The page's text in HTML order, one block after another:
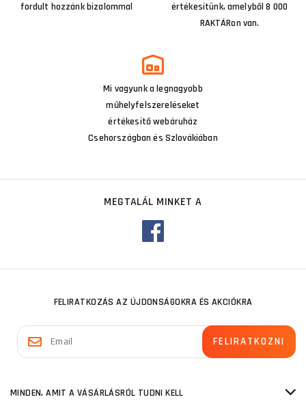
fordult hozzánk bizalommal
értékesítünk, amelyből 8 000
RAKTÁRon van.
Mi vagyunk a legnagyobb
műhelyfelszereléseket
értékesítő webáruház
Csehországban és Szlovákiában
MEGTALÁL MINKET A
FELIRATKOZÁS AZ ÚJDONSÁGOKRA ÉS AKCIÓKRA
MINDEN, AMIT A VÁSÁRLÁSRÓL TUDNI KELL